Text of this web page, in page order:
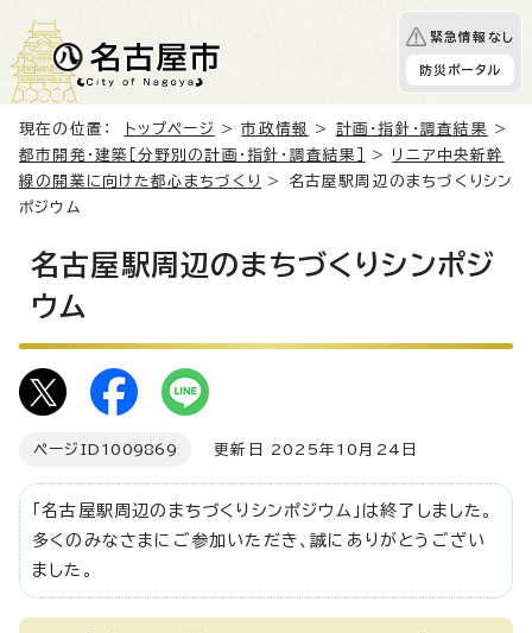
緊急情報なし
防災ポータル
現在の位置： トップページ >市政情報 > 計画・指針・調査結果
>
都市開発・建築［分野別の計画・指針・調査結果］
> リニア中央新幹
線の開業に向けた都心まちづくり
> 名古屋駅周辺のまちづくりシン
ポジウム
名古屋駅周辺のまちづくりシンポジ
ウム
ページID 1009869 更新日 2025年10月24日
「名古屋駅周辺のまちづくりシンポジウム」は終了しました。
多くのみなさまにご参加いただき、誠にありがとうござい
ました。